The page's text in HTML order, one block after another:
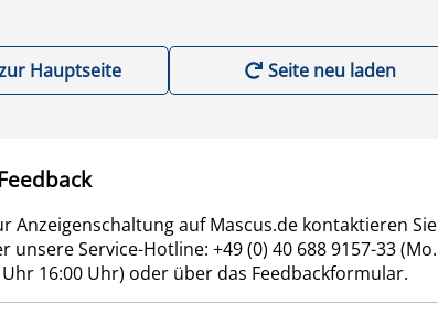
Hauptseite Seite neu laden
Anzeigenschaltung auf Mascus.de kontaktieren Sie
unsere Service-Hotline: +49 (0) 40 688 9157-33 (Mo.
Uhr 16:00 Uhr) oder über das Feedbackformular.